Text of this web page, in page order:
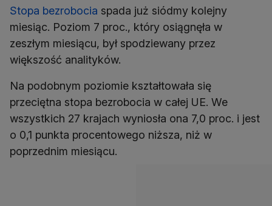
Stopa bezrobocia spada już siódmy kolejny
miesiąc. Poziom 7 proc., który osiągnęła w
zeszłym miesiącu, był spodziewany przez
większość analityków.
Na podobnym poziomie kształtowała się
przeciętna stopa bezrobocia w całej UE. We
wszystkich 27 krajach wyniosła ona 7,0 proc. i jest
o 0,1 punkta procentowego niższa, niż w
poprzednim miesiącu.